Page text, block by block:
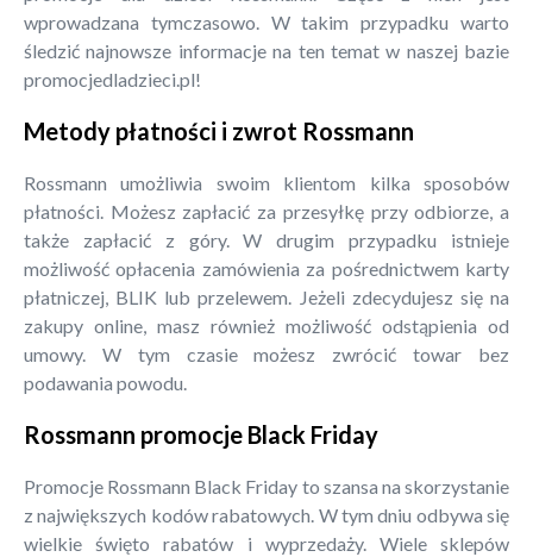
wprowadzana tymczasowo. W takim przypadku warto
śledzić najnowsze informacje na ten temat w naszej bazie
promocjedladzieci.pl!
Metody płatności i zwrot Rossmann
Rossmann umożliwia swoim klientom kilka sposobów
płatności. Możesz zapłacić za przesyłkę przy odbiorze, a
także zapłacić z góry. W drugim przypadku istnieje
możliwość opłacenia zamówienia za pośrednictwem karty
płatniczej, BLIK lub przelewem. Jeżeli zdecydujesz się na
zakupy online, masz również możliwość odstąpienia od
umowy. W tym czasie możesz zwrócić towar bez
podawania powodu.
Rossmann promocje Black Friday
Promocje Rossmann Black Friday to szansa na skorzystanie
z największych kodów rabatowych. W tym dniu odbywa się
wielkie święto rabatów i wyprzedaży. Wiele sklepów